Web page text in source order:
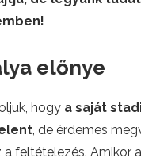
előnye
hogy a saját
, de érdemes
a feltételezés. Amikor